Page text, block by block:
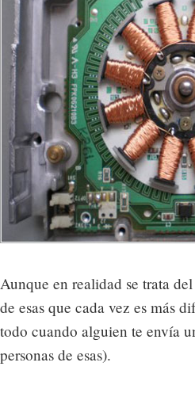
Aunque en realidad se trata
de esas que cada vez es más
todo cuando alguien te envía
personas de esas).